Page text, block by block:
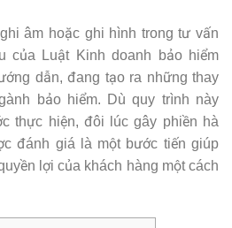
âm hoặc ghi hình trong tư vấn
của Luật Kinh doanh bảo hiểm
dẫn, đang tạo ra những thay
bảo hiểm. Dù quy trình này
thực hiện, đôi lúc gây phiền hà
đánh giá là một bước tiến giúp
lợi của khách hàng một cách